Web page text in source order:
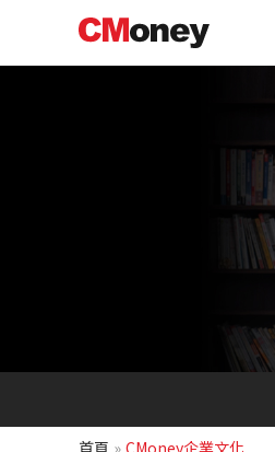
主
首頁 CMoney企業文化